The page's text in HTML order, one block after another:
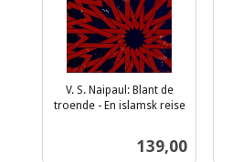
V. S. Naipaul: Blant de
troende - En islamsk reise
Pris
139,00